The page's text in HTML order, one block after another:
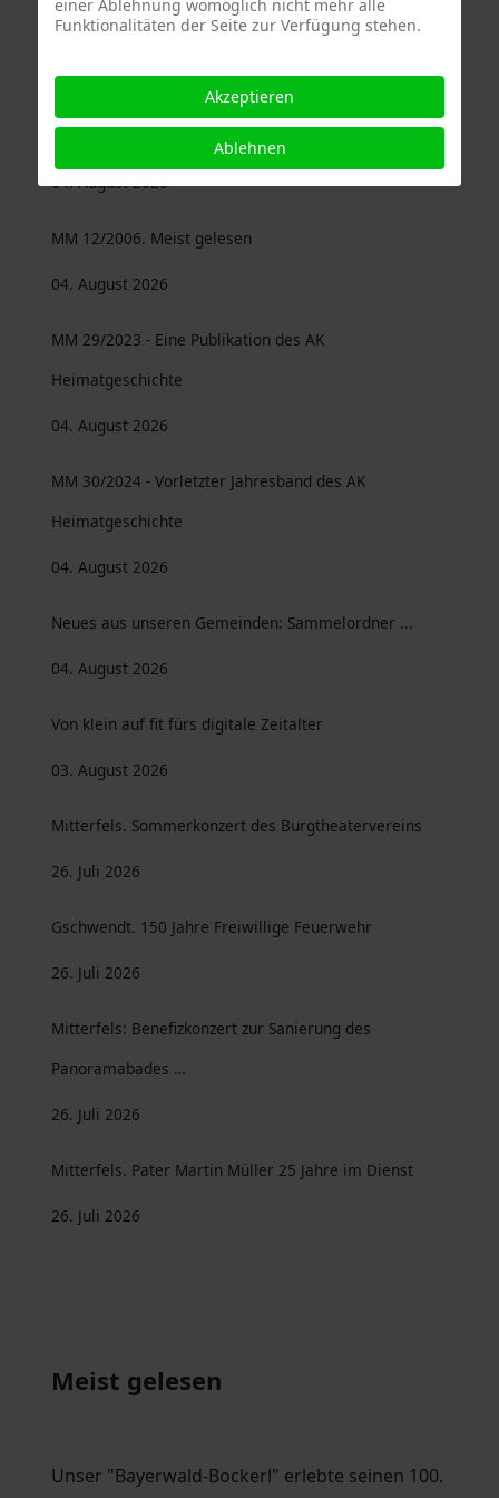
MM 10/2004. Meist gelesen
04. August 2026
MM 11/2005. Meist gelesen
04. August 2026
MM 12/2006. Meist gelesen
04. August 2026
MM 29/2023 - Eine Publikation des AK
Heimatgeschichte
04. August 2026
MM 30/2024 - Vorletzter Jahresband des AK
Heimatgeschichte
04. August 2026
Neues aus unseren Gemeinden: Sammelordner ...
04. August 2026
Von klein auf fit fürs digitale Zeitalter
03. August 2026
Mitterfels. Sommerkonzert des Burgtheatervereins
26. Juli 2026
Gschwendt. 150 Jahre Freiwillige Feuerwehr
26. Juli 2026
Mitterfels: Benefizkonzert zur Sanierung des
Panoramabades …
26. Juli 2026
Mitterfels. Pater Martin Müller 25 Jahre im Dienst
26. Juli 2026
Meist gelesen
Unser "Bayerwald-Bockerl" erlebte seinen 100.
einer Ablehnung womöglich nicht mehr alle
Funktionalitäten der Seite zur Verfügung stehen.
Akzeptieren
Ablehnen